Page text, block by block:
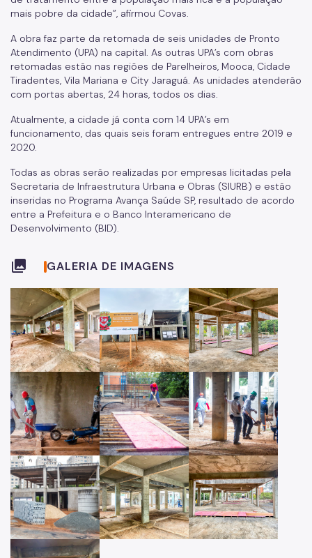
mais pobre da cidade”, afirmou Covas.
A obra faz parte da retomada de seis unidades de Pronto
Atendimento (UPA) na capital. As outras UPA’s com obras
retomadas estão nas regiões de Parelheiros, Mooca, Cidade
Tiradentes, Vila Mariana e City Jaraguá. As unidades atenderão
com portas abertas, 24 horas, todos os dias.
Atualmente, a cidade já conta com 14 UPA’s em
funcionamento, das quais seis foram entregues entre 2019 e
2020.
Todas as obras serão realizadas por empresas licitadas pela
Secretaria de Infraestrutura Urbana e Obras (SIURB) e estão
inseridas no Programa Avança Saúde SP, resultado de acordo
entre a Prefeitura e o Banco Interamericano de
Desenvolvimento (BID).
collections GALERIA DE IMAGENS